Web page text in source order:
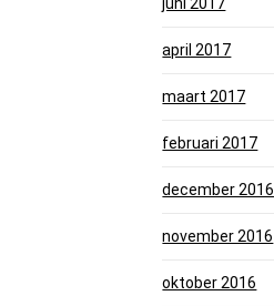
april 2017
maart 2017
februari 2017
december 2016
november 2016
oktober 2016